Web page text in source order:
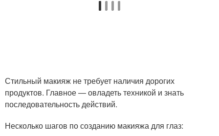
Стильный макияж не требует наличия дорогих
продуктов. Главное — овладеть техникой и знать
последовательность действий.
Несколько шагов по созданию макияжа для глаз: